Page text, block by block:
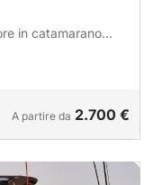
in catamarano
A partire da 2.700 €